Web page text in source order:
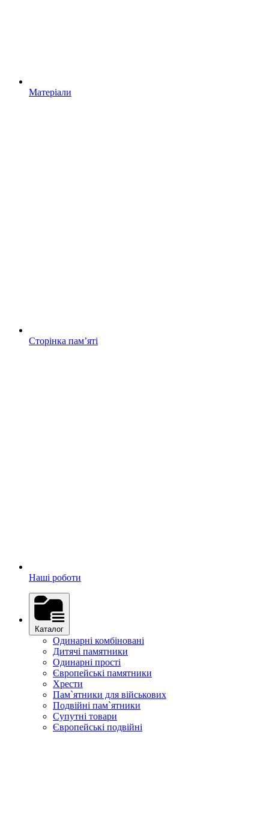
Матеріали
Сторінка памʼяті
Наші роботи
Каталог
Одинарні комбіновані
Дитячі памятники
Одинарні прості
Європейські памятники
Хрести
Пам`ятники для військових
Подвійні пам`ятники
Супутні товари
Європейські подвійні